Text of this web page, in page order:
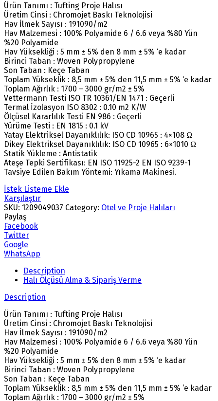
Ürün Tanımı : Tufting Proje Halısı
Üretim Cinsi : Chromojet Baskı Teknolojisi
Hav İlmek Sayısı : 191090/m2
Hav Malzemesi : 100% Polyamide 6 / 6.6 veya %80 Yün
%20 Polyamide
Hav Yüksekliği : 5 mm ± 5% den 8 mm ± 5% ‘e kadar
Birinci Taban : Woven Polypropylene
Son Taban : Keçe Taban
Toplam Yükseklik : 8,5 mm ± 5% den 11,5 mm ± 5% ‘e kadar
Toplam Ağırlık : 1700 – 3000 gr/m2 ± 5%
Vettermann Testi ISO TR 10361/EN 1471 : Geçerli
Termal İzolasyon ISO 8302 : 0.10 m2 K/W
Ölçüsel Kararlılık Testi EN 986 : Geçerli
Yürüme Testi : EN 1815 : 0.1 kV
Yatay Elektriksel Dayanıklılık: ISO CD 10965 : 4×108 Ω
Dikey Elektriksel Dayanıklılık: ISO CD 10965 : 6×1010 Ω
Statik Yükleme : Antistatik
Ateşe Tepki Sertifikası: EN ISO 11925-2 EN ISO 9239-1
Tavsiye Edilen Bakım Yöntemi: Yıkama Makinesi.
İstek Listeme Ekle
Karşılaştır
SKU: 1209049037 Category: Otel ve Proje Halıları
Paylaş
Facebook
Twitter
Google
WhatsApp
Description
Halı Ölçüsü Alma & Sipariş Verme
Description
Ürün Tanımı : Tufting Proje Halısı
Üretim Cinsi : Chromojet Baskı Teknolojisi
Hav İlmek Sayısı : 191090/m2
Hav Malzemesi : 100% Polyamide 6 / 6.6 veya %80 Yün
%20 Polyamide
Hav Yüksekliği : 5 mm ± 5% den 8 mm ± 5% ‘e kadar
Birinci Taban : Woven Polypropylene
Son Taban : Keçe Taban
Toplam Yükseklik : 8,5 mm ± 5% den 11,5 mm ± 5% ‘e kadar
Toplam Ağırlık : 1700 – 3000 gr/m2 ± 5%